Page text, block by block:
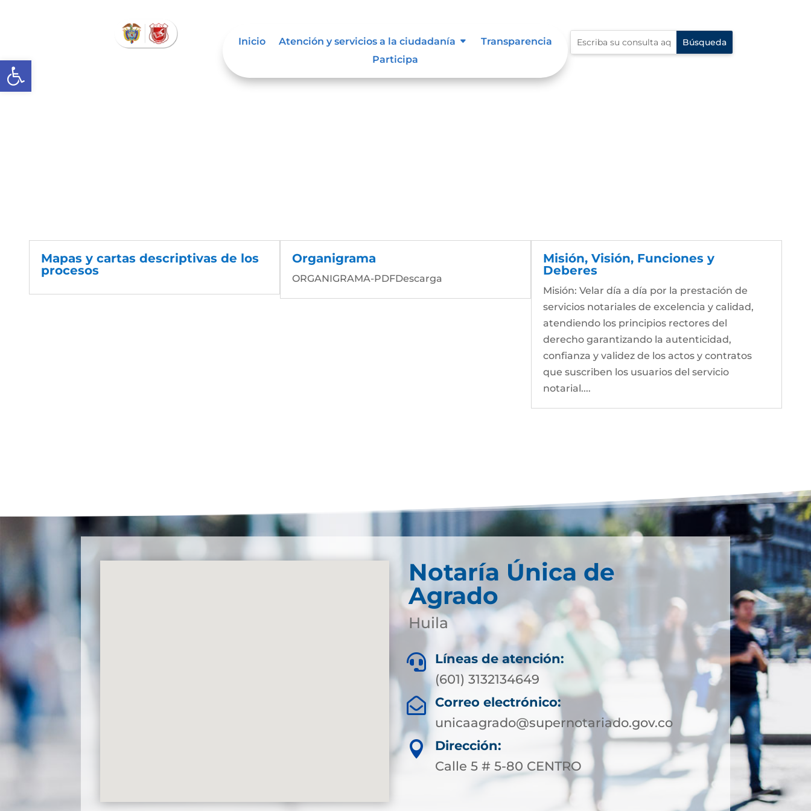
Abrir barra de herramientas
Inicio Atención y servicios a la ciudadanía
Transparencia
Participa
Mapas y cartas descriptivas de los
procesos
Organigrama
ORGANIGRAMA-PDFDescarga
Misión, Visión, Funciones y
Deberes
Misión: Velar día a día por la prestación de
servicios notariales de excelencia y calidad,
atendiendo los principios rectores del
derecho garantizando la autenticidad,
confianza y validez de los actos y contratos
que suscriben los usuarios del servicio
notarial....
Notaría Única de
Agrado
Huila

Líneas de atención:
(601) 3132134649

Correo electrónico:
unicaagrado@supernotariado.gov.co

Dirección:
Calle 5 # 5-80 CENTRO